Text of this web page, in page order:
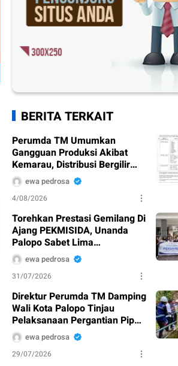
BERITA TERKAIT
Perumda TM Umumkan
Gangguan Produksi Akibat
Kemarau, Distribusi Bergilir
Diterapkan
ewa pedrosa
4/08/2026
Torehkan Prestasi Gemilang Di
Ajang PEKMISIDA, Unanda
Palopo Sabet Lima
Penghargaan
ewa pedrosa
31/07/2026
Direktur Perumda TM Damping
Wali Kota Palopo Tinjau
Pelaksanaan Pergantian Pipa
Air Baku di Battang
ewa pedrosa
29/07/2026